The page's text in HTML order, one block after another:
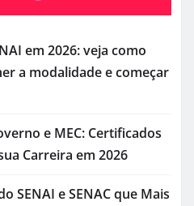
em 2026: veja como
a modalidade e começar
e MEC: Certificados
Carreira em 2026
SENAI e SENAC que Mais